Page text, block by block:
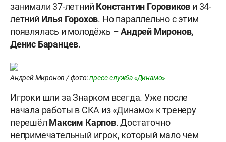
занимали 37-летний Константин Горовиков и 34-
летний Илья Горохов. Но параллельно с этим
появлялась и молодёжь –Андрей Миронов,
Денис Баранцев.
Андрей Миронов / фото:пресс-служба «Динамо»
Игроки шли за Знарком всегда. Уже после
начала работы в СКА из «Динамо» к тренеру
перешёл Максим Карпов. Достаточно
непримечательный игрок, который мало чем